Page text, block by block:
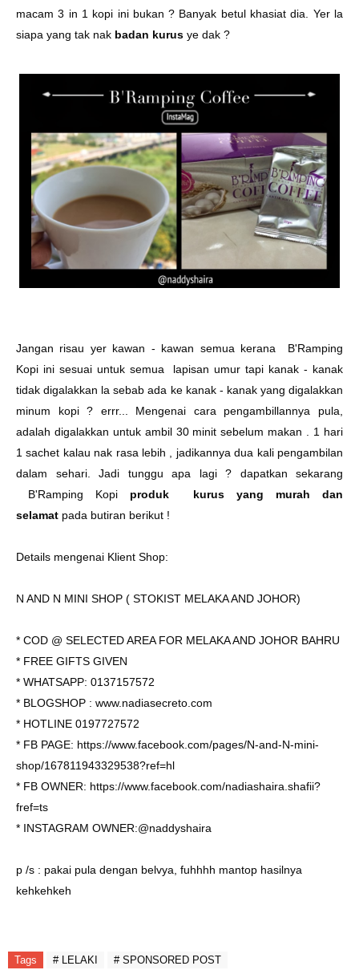
macam 3 in 1 kopi ini bukan ? Banyak betul khasiat dia. Yer la
siapa yang tak nak badan kurus ye dak ?
Jangan risau yer kawan - kawan semua kerana B'Ramping
Kopi ini sesuai untuk semua lapisan umur tapi kanak - kanak
tidak digalakkan la sebab ada ke kanak - kanak yang digalakkan
minum kopi ? errr... Mengenai cara pengambillannya pula,
adalah digalakkan untuk ambil 30 minit sebelum makan . 1 hari
1 sachet kalau nak rasa lebih , jadikannya dua kali pengambilan
dalam sehari. Jadi tunggu apa lagi ? dapatkan sekarang
B'Ramping Kopi produk kurus yang murah dan
selamat pada butiran berikut !
Details mengenai Klient Shop:
N AND N MINI SHOP ( STOKIST MELAKA AND JOHOR)
* COD @ SELECTED AREA FOR MELAKA AND JOHOR BAHRU
* FREE GIFTS GIVEN
* WHATSAPP: 0137157572
* BLOGSHOP : www.nadiasecreto.com
* HOTLINE 0197727572
* FB PAGE: https://www.facebook.com/pages/N-and-N-mini-
shop/167811943329538?ref=hl
* FB OWNER: https://www.facebook.com/nadiashaira.shafii?
fref=ts
* INSTAGRAM OWNER:@naddyshaira
p /s : pakai pula dengan belvya, fuhhhh mantop hasilnya
kehkehkeh
Tags # LELAKI # SPONSORED POST